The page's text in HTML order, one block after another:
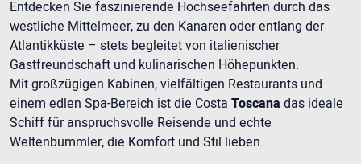
Entdecken Sie faszinierende Hochseefahrten durch das
westliche Mittelmeer, zu den Kanaren oder entlang der
Atlantikküste – stets begleitet von italienischer
Gastfreundschaft und kulinarischen Höhepunkten.
Mit großzügigen Kabinen, vielfältigen Restaurants und
einem edlen Spa-Bereich ist die Costa Toscana das ideale
Schiff für anspruchsvolle Reisende und echte
Weltenbummler, die Komfort und Stil lieben.